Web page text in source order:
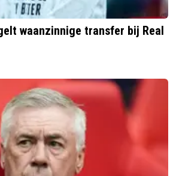
waanzinnige transfer bij Real